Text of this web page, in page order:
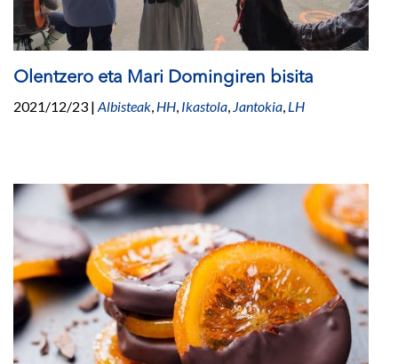
Olentzero eta Mari Domingiren bisita
2021/12/23 | Albisteak, HH, Ikastola, Jantokia, LH